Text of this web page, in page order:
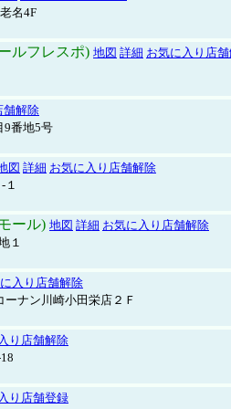
名4F
ルフレスポ) 地図 詳細 お気に入り店
舗解除
9番地5号
図 詳細 お気に入り店舗解除
１
ール) 地図 詳細 お気に入り店舗解除
１
入り店舗解除
ナン川崎小田栄店２Ｆ
り店舗解除
り店舗登録